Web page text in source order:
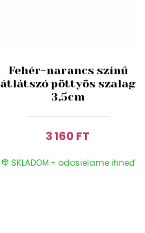
Fehér-narancs színű
átlátszó pöttyös szalag
3,5cm
3 160 FT
SKLADOM - odosielame ihneď